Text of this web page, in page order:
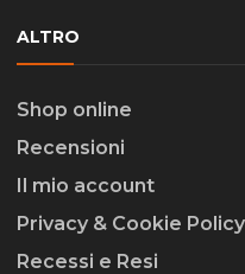
ALTRO
Shop online
Recensioni
Il mio account
Privacy & Cookie Policy
Recessi e Resi